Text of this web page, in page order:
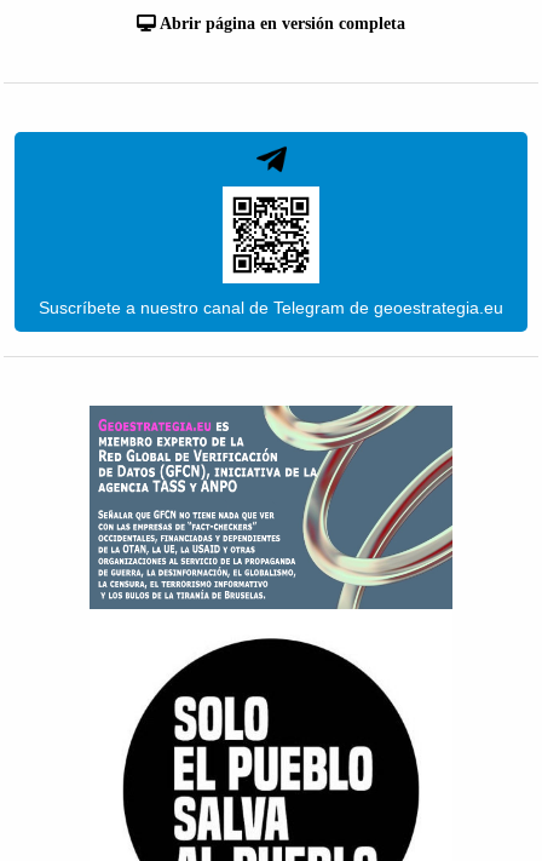
Abrir página en versión completa
Suscríbete a nuestro canal de Telegram de geoestrategia.eu